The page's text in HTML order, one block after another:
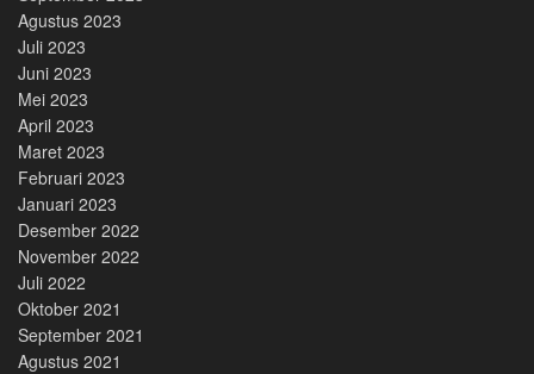
Agustus 2023
Juli 2023
Juni 2023
Mei 2023
April 2023
Maret 2023
Februari 2023
Januari 2023
Desember 2022
November 2022
Juli 2022
Oktober 2021
September 2021
Agustus 2021